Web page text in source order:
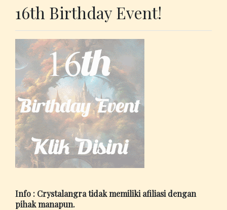
16th Birthday Event!
Info : Crystalangra tidak memiliki afiliasi dengan
pihak manapun.